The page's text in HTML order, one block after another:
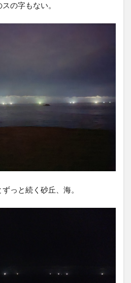
の字もない。
っと続く砂丘、海。